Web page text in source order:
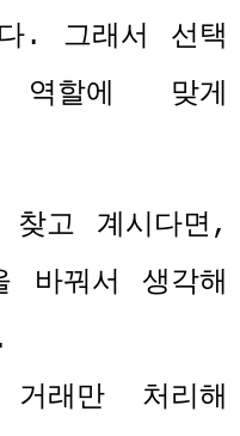
. 그래서 선택
할에 맞게
찾고 계시다면 ,
바꿔서 생각해
래만 처리해